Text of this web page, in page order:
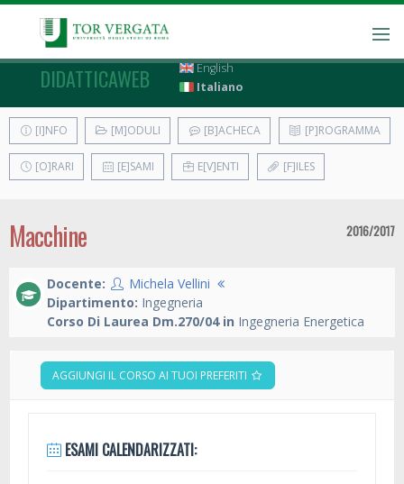
DIDATTICAWEB
English
Italiano
[I]NFO [M]ODULI [B]ACHECA [P]ROGRAMMA
[O]RARI [E]SAMI E[V]ENTI [F]ILES
Macchine 2016/2017
Docente:
Michela Vellini
Dipartimento: Ingegneria
Corso Di Laurea Dm.270/04 in Ingegneria Energetica
AGGIUNGI IL CORSO AI TUOI PREFERITI
ESAMI CALENDARIZZATI: